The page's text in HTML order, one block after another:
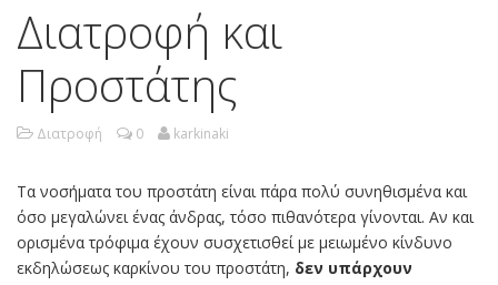
Διατροφή και
Προστάτης
Διατροφή 0 karkinaki
Τα νοσήματα του προστάτη είναι πάρα πολύ συνηθισμένα και
όσο μεγαλώνει ένας άνδρας, τόσο πιθανότερα γίνονται. Αν και
ορισμένα τρόφιμα έχουν συσχετισθεί με μειωμένο κίνδυνο
εκδηλώσεως καρκίνου του προστάτη, δεν υπάρχουν